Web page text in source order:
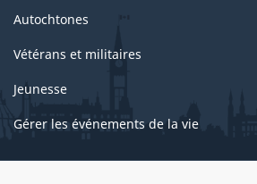
Autochtones
Vétérans et militaires
Jeunesse
Gérer les événements de la vie